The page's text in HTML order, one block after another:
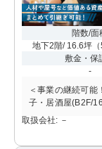
階数/面
地下2階/ 16.6坪 （
敷金・保
-
＜事業の継続可
子・居酒屋(B2F/
取扱会社: －